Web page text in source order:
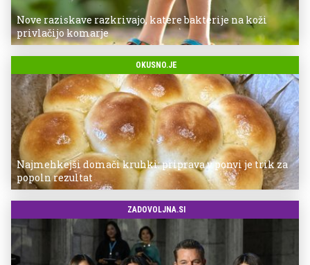
Nove raziskave razkrivajo, katere bakterije na koži
privlačijo komarje
OKUSNO.JE
Najmehkejši domači kruhki: priprava v ponvi je trik za
popoln rezultat
ZADOVOLJNA.SI